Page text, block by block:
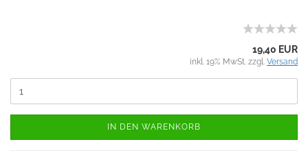
19,40 EUR
inkl. 19% MwSt. zzgl. Versand
IN DEN WARENKORB